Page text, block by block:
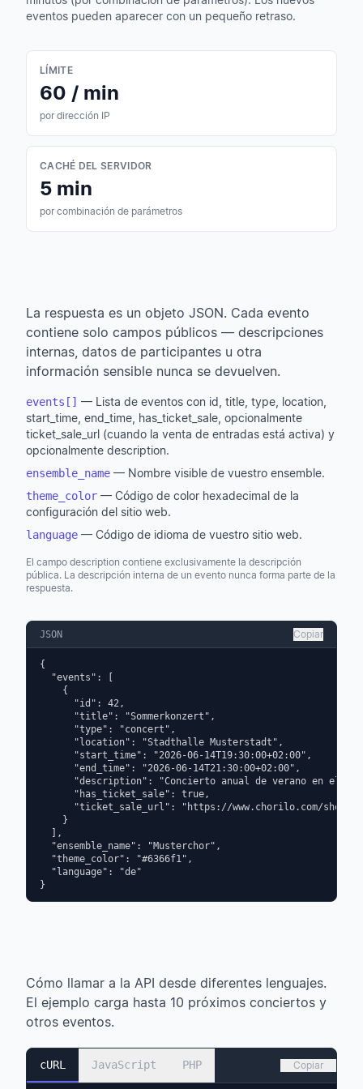
eventos pueden aparecer con un pequeño retraso.
LÍMITE
60 / min
por dirección IP
CACHÉ DEL SERVIDOR
5 min
por combinación de parámetros
La respuesta es un objeto JSON. Cada evento
contiene solo campos públicos — descripciones
internas, datos de participantes u otra
información sensible nunca se devuelven.
events[] — Lista de eventos con id, title, type, location,
start_time, end_time, has_ticket_sale, opcionalmente
ticket_sale_url (cuando la venta de entradas está activa) y
opcionalmente description.
ensemble_name — Nombre visible de vuestro ensemble.
theme_color — Código de color hexadecimal de la
configuración del sitio web.
language — Código de idioma de vuestro sitio web.
El campo description contiene exclusivamente la descripción
pública. La descripción interna de un evento nunca forma parte de la
respuesta.
JSON Copiar
{
  "events": [
    {
      "id": 42,
      "title": "Sommerkonzert",
      "type": "concert",
      "location": "Stadthalle Musterstadt",
      "start_time": "2026-06-14T19:30:00+02:00",
      "end_time": "2026-06-14T21:30:00+02:00",
"description": "Concierto anual de verano en el
      "has_ticket_sale": true,
"ticket_sale_url": "https://www.chorilo.com/shop/
    }
  ],
  "ensemble_name": "Musterchor",
  "theme_color": "#6366f1",
  "language": "de"
}
Cómo llamar a la API desde diferentes lenguajes.
El ejemplo carga hasta 10 próximos conciertos y
otros eventos.
cURL JavaScript PHP Copiar